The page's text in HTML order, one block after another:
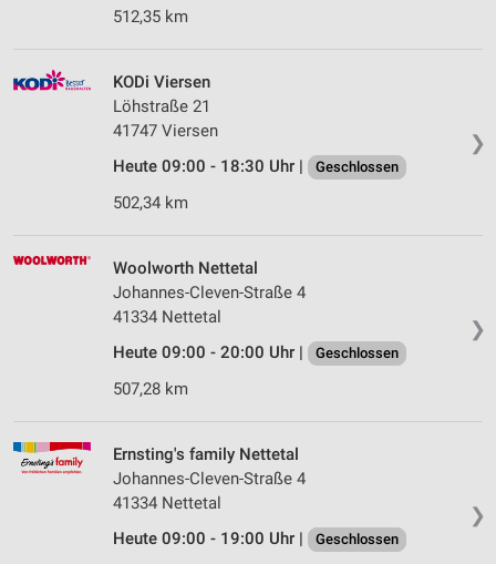
512,35 km
❯
KODi Viersen
Löhstraße 21
41747 Viersen
Heute 09:00 - 18:30 Uhr |
Geschlossen
502,34 km
❯
Woolworth Nettetal
Johannes-Cleven-Straße 4
41334 Nettetal
Heute 09:00 - 20:00 Uhr |
Geschlossen
507,28 km
❯
Ernsting's family Nettetal
Johannes-Cleven-Straße 4
41334 Nettetal
Heute 09:00 - 19:00 Uhr |
Geschlossen